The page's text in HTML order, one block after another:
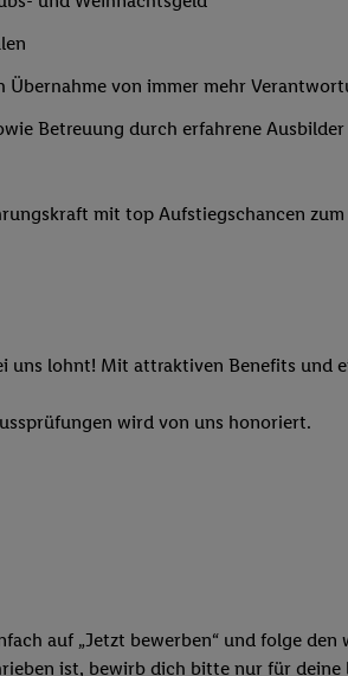
von immer mehr
Betreuung durch erfahrene
mit top Aufstiegschancen zum
uns lohnt! Mit attraktiven Benefits
wird von uns honoriert.
auf „Jetzt bewerben“ und folge
ist, bewirb dich bitte nur für
Lidl Plus-Konto einloggen, kann
Verantwortlichkeit mit einem der
Utiq-Kennung verwenden können,
Werbung auszuspielen. Hierzu
erlauben Sie uns, der Utiq SA/NV („Utiq“)
zu erfassen. Insbesondere können
Ihre Einwilligung speziell zur Nutzung der
am unteren Ende dieser Einwilligung
jederzeit mit Wirkung für die